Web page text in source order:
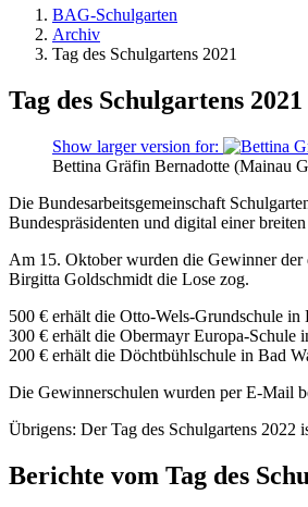
BAG-Schulgarten
Archiv
Tag des Schulgartens 2021
Tag des Schulgartens 2021
Show larger version for:
Bettina Gräfin Bernadotte (Mainau
Die Bundesarbeitsgemeinschaft
Bundespräsidenten und digital einer
Am 15. Oktober wurden die Gewinner
Birgitta Goldschmidt die Lose zog.
500 € erhält die Otto-Wels-Grundschule in
300 € erhält die Obermayr Europa-Schule
200 € erhält die Döchtbühlschule in Bad
Die Gewinnerschulen wurden per E-Mail
Übrigens: Der Tag des Schulgartens 2022
Berichte vom Tag des